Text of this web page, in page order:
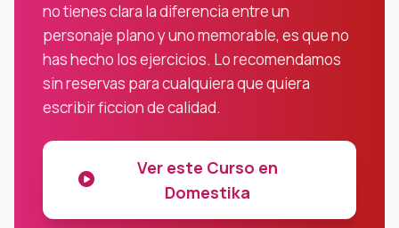
no tienes clara la diferencia entre un
personaje plano y uno memorable, es que no
has hecho los ejercicios. Lo recomendamos
sin reservas para cualquiera que quiera
escribir ficcion de calidad.
Ver este Curso en
Domestika